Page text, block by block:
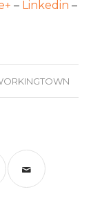
– Linkedin –